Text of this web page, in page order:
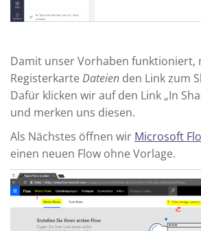
Damit unser Vorhaben funktioniert,
RegisterkarteDateien den Link zum
Dafür klicken wir auf den Link „In
und merken uns diesen.
Als Nächstes öffnen wir Microsoft
einen neuen Flow ohne Vorlage.